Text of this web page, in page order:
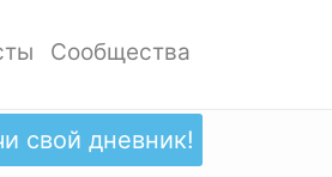
тест
тесты
Сообщества
Создать сообщество
Обзор сообществ
свой дневник!